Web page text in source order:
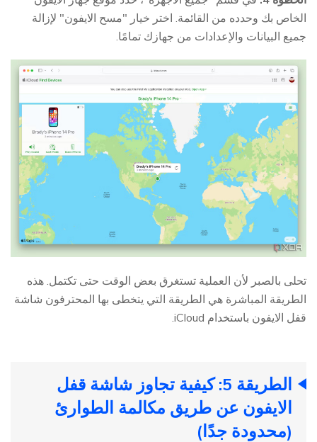
الخاص بك وحدده من القائمة. اختر خيار "مسح الايفون" لإزالة
جميع البيانات والإعدادات من جهازك تمامًا.
تحلى بالصبر لأن العملية تستغرق بعض الوقت حتى تكتمل. هذه
الطريقة المباشرة هي الطريقة التي يتخطى بها المحترفون شاشة
قفل الايفون باستخدام iCloud.
الطريقة 5: كيفية تجاوز شاشة قفل
الايفون عن طريق مكالمة الطوارئ
(محدودة جدًا)